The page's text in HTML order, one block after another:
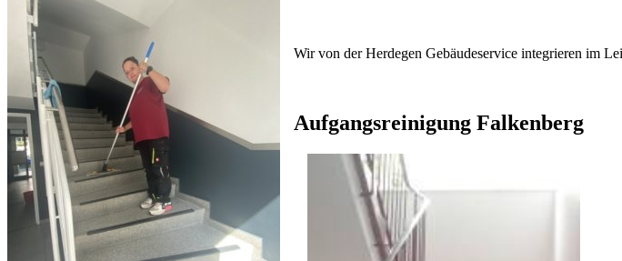
Wir von der Herdegen Gebäudeservice integrieren im
Aufgangsreinigung Falkenberg